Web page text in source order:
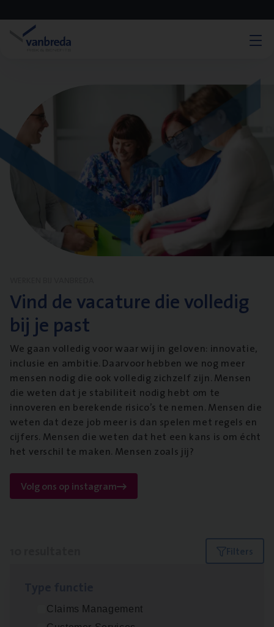
Vind de vacature die volledig
bij je past
We gaan volledig voor waar wij in geloven: innovatie,
inclusie en ambitie. Daarvoor hebben we nog meer
mensen nodig die ook volledig zichzelf zijn. Mensen
die weten dat je stabiliteit nodig hebt om te
innoveren en berekende risico’s te nemen. Mensen die
weten dat deze job meer is dan spelen met regels en
cijfers. Mensen die weten dat het een kans is om écht
het verschil te maken. Mensen zoals jij?
Volg ons op instagram
Filters
Claims Management
Insu­ran­ce Bro­ker Trans­port